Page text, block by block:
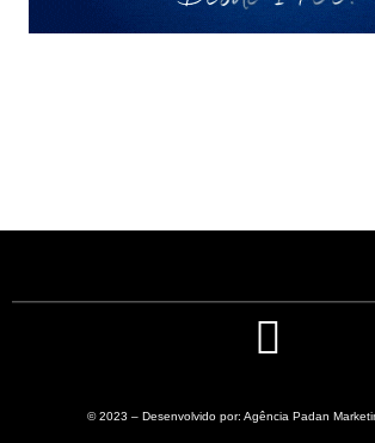
© 2023 – Desenvolvido por: Agência Padan